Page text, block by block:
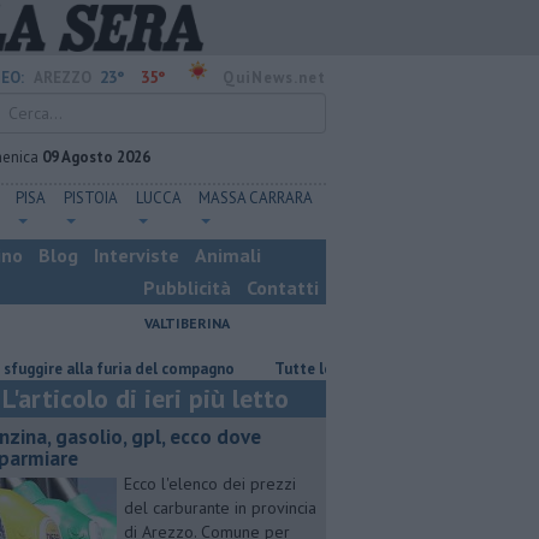
23° 35°
09 Agosto 2026
PISA
PISTOIA LUCCA MASSA CARRARA
Blog Interviste
Animali
Pubblicità
Contatti
VALTIBERINA
alla furia del compagno ​Tutte le offerte di lavoro in provincia di
L'articolo di ieri più letto
gasolio, gpl, ecco dove
Ecco l'elenco dei prezzi
del carburante in provincia
di Arezzo. Comune per